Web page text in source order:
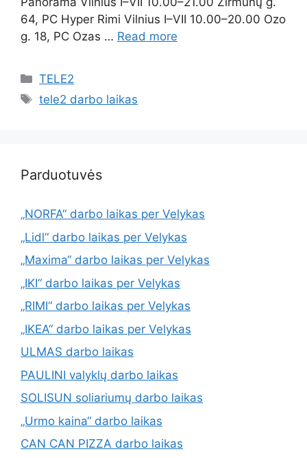
64, PC Hyper Rimi Vilnius I–VII 10.00–20.00 Ozo
g. 18, PC Ozas … Read more
TELE2
tele2 darbo laikas
Parduotuvės
„NORFA“ darbo laikas per Velykas
„Lidl“ darbo laikas per Velykas
„Maxima“ darbo laikas per Velykas
„IKI“ darbo laikas per Velykas
„RIMI“ darbo laikas per Velykas
„IKEA“ darbo laikas per Velykas
ULMAS darbo laikas
PAULINI valyklų darbo laikas
SOLISUN soliariumų darbo laikas
„Urmo kaina“ darbo laikas
CAN CAN PIZZA darbo laikas